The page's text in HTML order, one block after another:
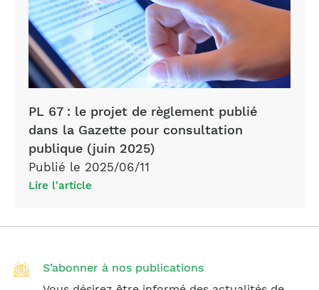
PL 67 : le projet de règlement publié
dans la Gazette pour consultation
publique (juin 2025)
Publié le 2025/06/11
Lire l'article
S’abonner à nos publications